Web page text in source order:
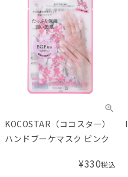
IYOKAN ハンドクリーム 75g
¥1,540税込